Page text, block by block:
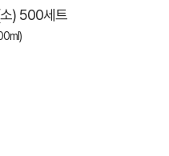
) 500세트